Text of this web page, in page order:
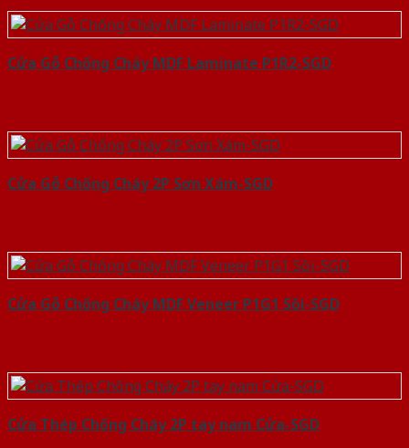
Cửa Gỗ Chống Cháy MDF Laminate P1R2-SGD
Cửa Gỗ Chống Cháy 2P Sơn Xám-SGD
Cửa Gỗ Chống Cháy MDF Veneer P1G1 Sồi-SGD
Cửa Thép Chống Cháy 2P tay nam Cửa-SGD